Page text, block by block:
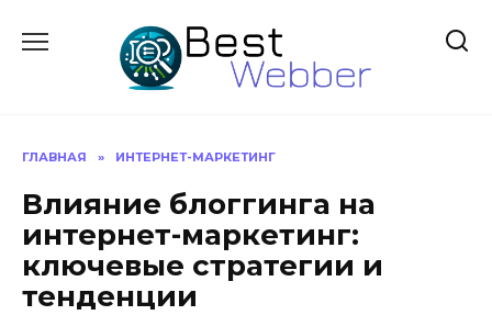
содержанию
ГЛАВНАЯ » ИНТЕРНЕТ-МАРКЕТИНГ
Влияние блоггинга на
интернет-маркетинг:
ключевые стратегии и
тенденции